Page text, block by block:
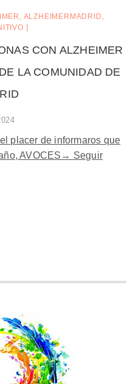
, ALZHEIMERMADRID ,
CON ALZHEIMER
LA COMUNIDAD DE
placer de informaros que
AVOCES→ Seguir